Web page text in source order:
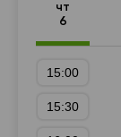
чт
6
15:00
15:30